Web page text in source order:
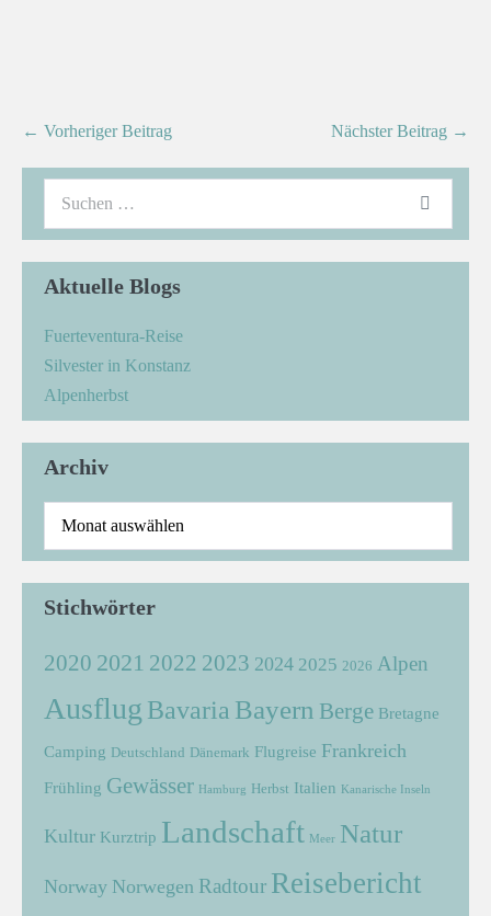
← Vorheriger Beitrag Nächster Beitrag →
Aktuelle Blogs
Fuerteventura-Reise
Silvester in Konstanz
Alpenherbst
Archiv
Stichwörter
2020 2021 2022 2023 2024 2025 2026 Alpen
Ausflug Bavaria Bayern Berge Bretagne
Camping Deutschland Dänemark Flugreise Frankreich
Frühling Gewässer Hamburg Herbst Italien Kanarische Inseln
Kultur Kurztrip Landschaft Meer Natur
Norway Norwegen Radtour Reisebericht